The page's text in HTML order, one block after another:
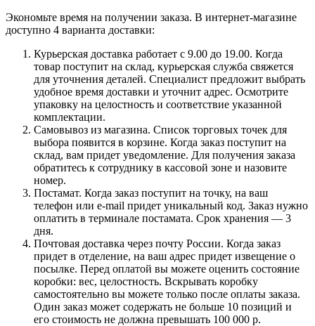
Экономьте время на получении заказа. В интернет-магазине
доступно 4 варианта доставки:
Курьерская доставка работает с 9.00 до 19.00. Когда
товар поступит на склад, курьерская служба свяжется
для уточнения деталей. Специалист предложит выбрать
удобное время доставки и уточнит адрес. Осмотрите
упаковку на целостность и соответствие указанной
комплектации.
Самовывоз из магазина. Список торговых точек для
выбора появится в корзине. Когда заказ поступит на
склад, вам придет уведомление. Для получения заказа
обратитесь к сотруднику в кассовой зоне и назовите
номер.
Постамат. Когда заказ поступит на точку, на ваш
телефон или e-mail придет уникальный код. Заказ нужно
оплатить в терминале постамата. Срок хранения — 3
дня.
Почтовая доставка через почту России. Когда заказ
придет в отделение, на ваш адрес придет извещение о
посылке. Перед оплатой вы можете оценить состояние
коробки: вес, целостность. Вскрывать коробку
самостоятельно вы можете только после оплаты заказа.
Один заказ может содержать не больше 10 позиций и
его стоимость не должна превышать 100 000 р.